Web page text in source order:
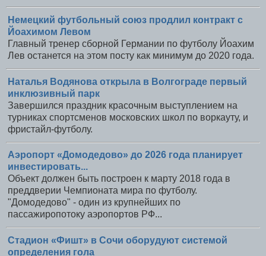
Немецкий футбольный союз продлил контракт с
Йоахимом Левом
Главный тренер сборной Германии по футболу Йоахим
Лев останется на этом посту как минимум до 2020 года.
Наталья Водянова открыла в Волгограде первый
инклюзивный парк
Завершился праздник красочным выступлением на
турниках спортсменов московских школ по воркауту, и
фристайл-футболу.
Аэропорт «Домодедово» до 2026 года планирует
инвестировать...
Объект должен быть построен к марту 2018 года в
преддверии Чемпионата мира по футболу.
"Домодедово" - один из крупнейших по
пассажиропотоку аэропортов РФ...
Стадион «Фишт» в Сочи оборудуют системой
определения гола